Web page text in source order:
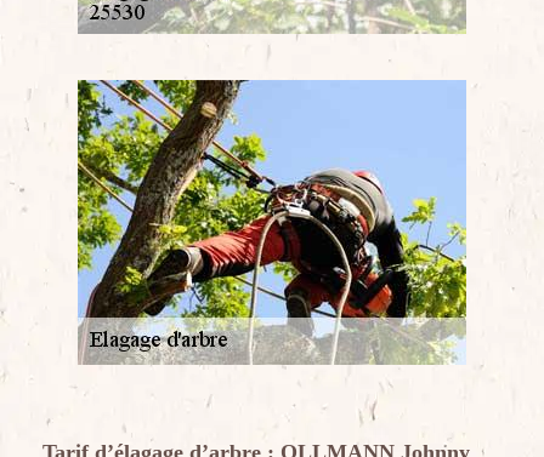
Tarif d’élagage d’arbre : OLLMANN Johnny